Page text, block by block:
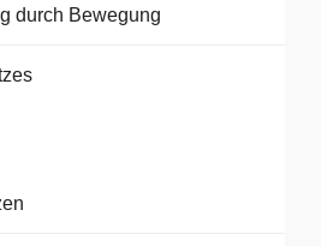
durch Bewegung